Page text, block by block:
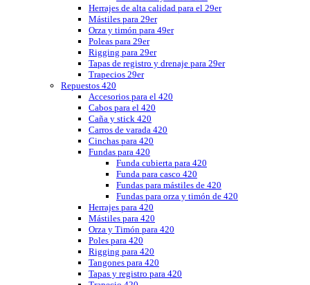
Herrajes de alta calidad para el 29er
Mástiles para 29er
Orza y timón para 49er
Poleas para 29er
Rigging para 29er
Tapas de registro y drenaje para 29er
Trapecios 29er
Repuestos 420
Accesorios para el 420
Cabos para el 420
Caña y stick 420
Carros de varada 420
Cinchas para 420
Fundas para 420
Funda cubierta para 420
Funda para casco 420
Fundas para mástiles de 420
Fundas para orza y timón de 420
Herrajes para 420
Mástiles para 420
Orza y Timón para 420
Poles para 420
Rigging para 420
Tangones para 420
Tapas y registro para 420